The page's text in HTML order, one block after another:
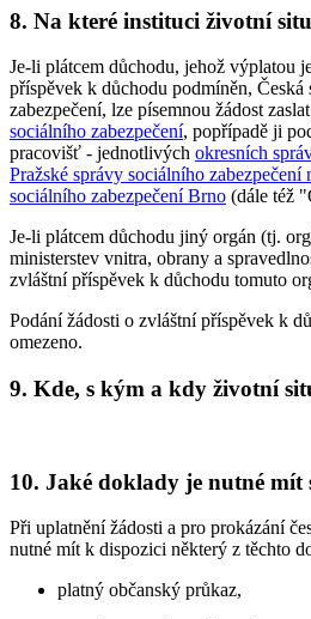
8. Na které instituci životní
Je-li plátcem důchodu, jehož výplatou
příspěvek k důchodu podmíněn, Česká
zabezpečení, lze písemnou žádost
sociálního zabezpečení, popřípadě ji
pracovišť - jednotlivých okresních
Pražské správy sociálního zabezpečení
sociálního zabezpečení Brno (dále též
Je-li plátcem důchodu jiný orgán (tj.
ministerstev vnitra, obrany a
zvláštní příspěvek k důchodu tomuto
Podání žádosti o zvláštní příspěvek k
omezeno.
9. Kde, s kým a kdy životní
10. Jaké doklady je nutné mít
Při uplatnění žádosti a pro prokázání
nutné mít k dispozici některý z těchto
platný občanský průkaz,